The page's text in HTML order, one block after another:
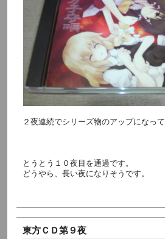
２夜連続でシリーズ物のアップになって
とうとう１０夜目を通過です。
どうやら、長い夜になりそうです。
東方ＣＤ第９夜